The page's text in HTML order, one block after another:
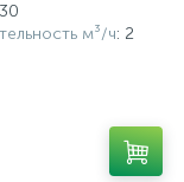
м³/ч: 2